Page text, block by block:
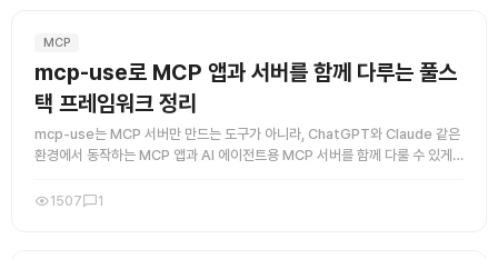
MCP
mcp-use로 MCP 앱과 서버를 함께 다루는 풀스
택 프레임워크 정리
mcp-use는 MCP 서버만 만드는 도구가 아니라, ChatGPT와 Claude 같은
환경에서 동작하는 MCP 앱과 AI 에이전트용 MCP 서버를 함께 다룰 수 있게
1507 1